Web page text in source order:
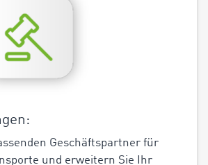
Geschäftspartner für
und erweitern Sie Ihr